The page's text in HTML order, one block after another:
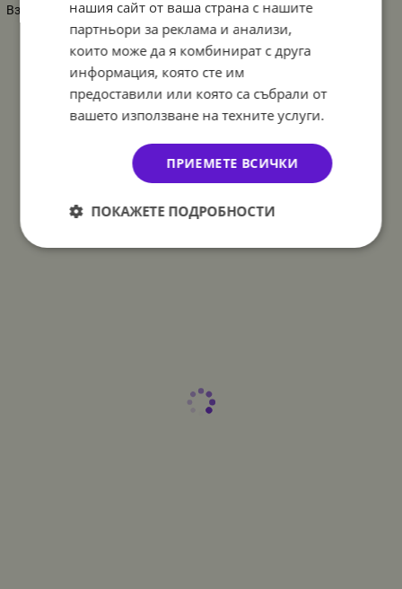
Вземи 100+ броя на цена от0,14лв. за брой
нашия сайт от ваша страна с нашите
партньори за реклама и анализи,
които може да я комбинират с друга
информация, която сте им
предоставили или която са събрали от
вашето използване на техните услуги.
ПРИЕМЕТЕ ВСИЧКИ
ПОКАЖЕТЕ ПОДРОБНОСТИ